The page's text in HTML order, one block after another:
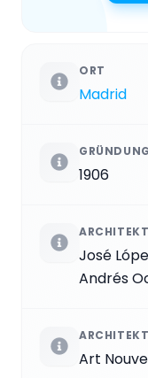
ORT
Madrid
GRÜNDUNG
1906
José
Andrés
Art